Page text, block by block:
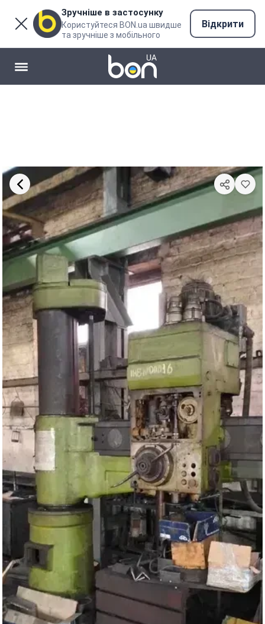
Зручніше в застосунку
Користуйтеся BON.ua швидше
та зручніше з мобільного
Відкрити